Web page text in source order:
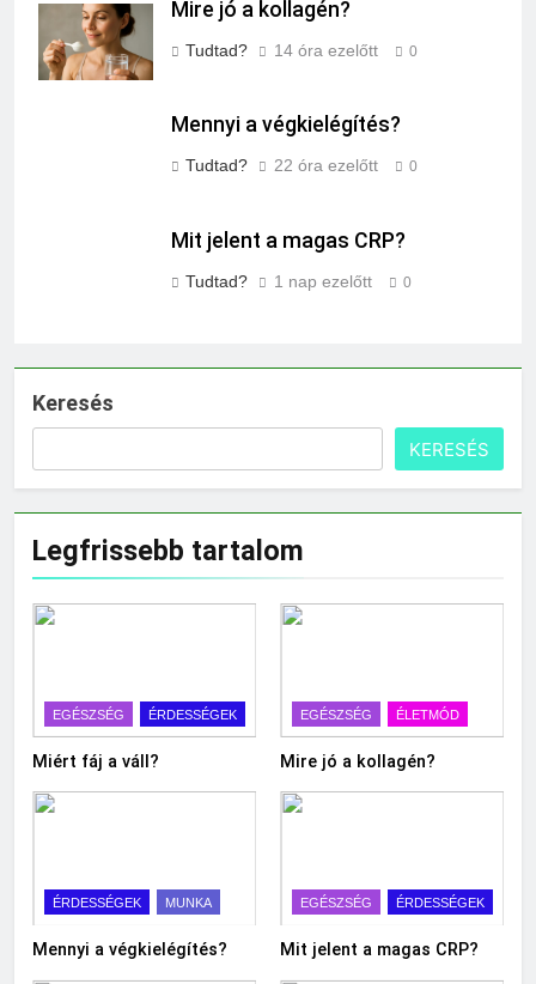
Mire jó a kollagén?
Tudtad? 14 óra ezelőtt 0
Mennyi a végkielégítés?
Tudtad? 22 óra ezelőtt 0
Mit jelent a magas CRP?
Tudtad? 1 nap ezelőtt 0
Keresés
KERESÉS
Legfrissebb tartalom
EGÉSZSÉG ÉRDESSÉGEK
Miért fáj a váll?
EGÉSZSÉG ÉLETMÓD
Mire jó a kollagén?
ÉRDESSÉGEK MUNKA
Mennyi a végkielégítés?
EGÉSZSÉG ÉRDESSÉGEK
Mit jelent a magas CRP?